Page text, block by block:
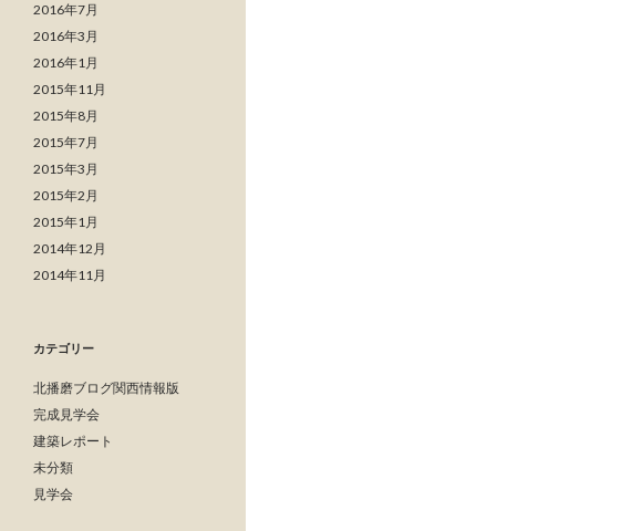
2016年7月
2016年3月
2016年1月
2015年11月
2015年8月
2015年7月
2015年3月
2015年2月
2015年1月
2014年12月
2014年11月
カテゴリー
北播磨ブログ関西情報版
完成見学会
建築レポート
未分類
見学会